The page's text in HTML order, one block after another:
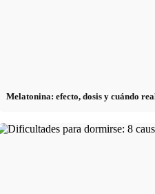
Melatonina: efecto, dosis y cuándo